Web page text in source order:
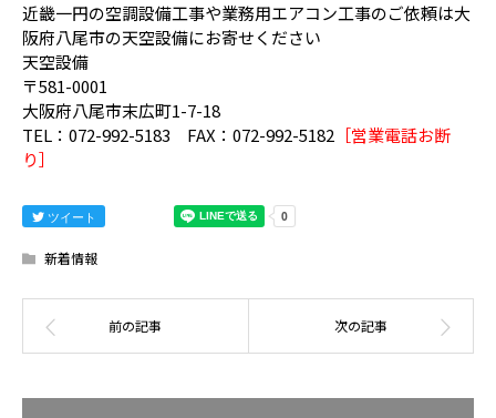
近畿一円の空調設備工事や業務用エアコン工事のご依頼は大
阪府八尾市の天空設備にお寄せください
天空設備
〒581-0001
大阪府八尾市末広町1-7-18
TEL：072-992-5183 FAX：072-992-5182 ［営業電話お断
り］
ツイート
新着情報